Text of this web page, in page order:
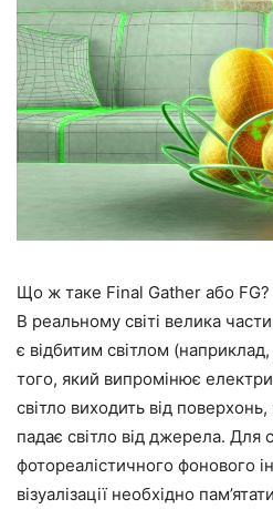
Що ж таке Final Gather або FG?
В реальному світі велика
є відбитим світлом (наприклад,
того, який випромінює
світло виходить від
падає світло від джерела. Для
фотореалістичного фонового
візуалізації необхідно